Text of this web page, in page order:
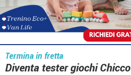
Termina in fretta
Diventa tester giochi Chicco